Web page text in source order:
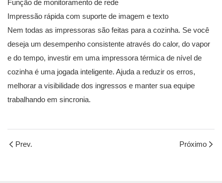
Função de monitoramento de rede
Impressão rápida com suporte de imagem e texto
Nem todas as impressoras são feitas para a cozinha. Se você
deseja um desempenho consistente através do calor, do vapor
e do tempo, investir em uma impressora térmica de nível de
cozinha é uma jogada inteligente. Ajuda a reduzir os erros,
melhorar a visibilidade dos ingressos e manter sua equipe
trabalhando em sincronia.
Prev. Próximo